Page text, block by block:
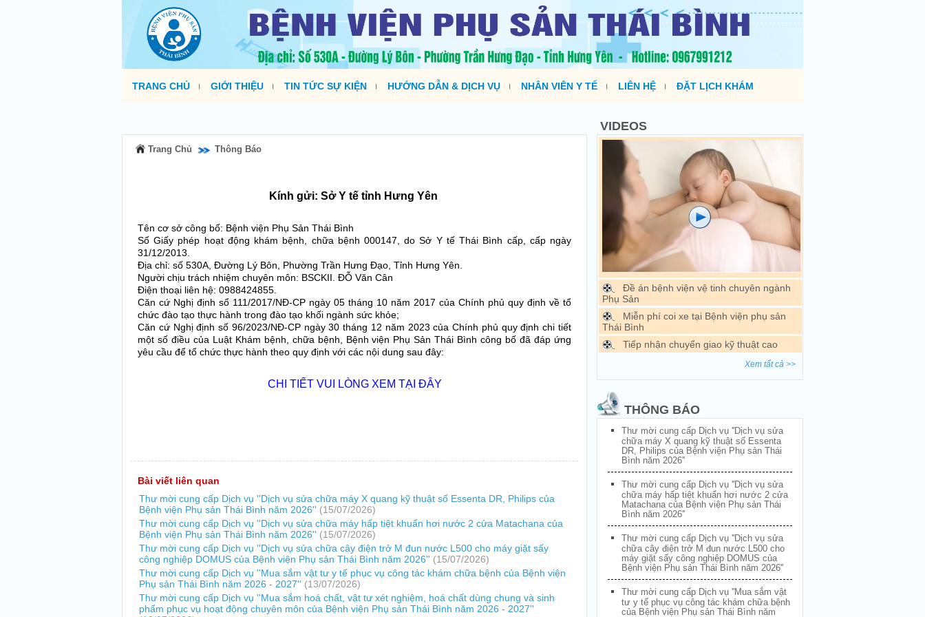
TRANG CHỦ GIỚI THIỆU TIN TỨC SỰ KIỆN HƯỚNG DẪN & DỊCH VỤ NHÂN VIÊN Y TẾ LIÊN HỆ ĐẶT LỊCH KHÁM
Trang Chủ Thông Báo
Kính gửi: Sở Y tế tỉnh Hưng Yên
Tên cơ sở công bố: Bệnh viện Phụ Sản Thái Bình
Số Giấy phép hoạt động khám bệnh, chữa bệnh 000147, do Sở Y tế Thái Bình cấp, cấp ngày
31/12/2013.
Địa chỉ: số 530A, Đường Lý Bôn, Phường Trần Hưng Đạo, Tỉnh Hưng Yên.
Người chịu trách nhiệm chuyên môn: BSCKII. ĐỖ Văn Cân
Điện thoại liên hệ: 0988424855.
Căn cứ Nghị định sổ 111/2017/NĐ-CP ngày 05 tháng 10 năm 2017 của Chính phủ quy định về tổ
chức đào tạo thực hành trong đào tạo khối ngành sức khỏe;
Căn cứ Nghị định số 96/2023/NĐ-CP ngày 30 tháng 12 năm 2023 của Chính phủ quy định chi tiết
một số điều của Luật Khám bệnh, chữa bệnh, Bệnh viện Phụ Sản Thái Bình công bố đã đáp ứng
yêu cầu để tổ chức thực hành theo quy định với các nội dung sau đây:
CHI TIẾT VUI LÒNG XEM TẠI ĐÂY
Bài viết liên quan
Thư mời cung cấp Dịch vụ ''Dịch vụ sửa chữa máy X quang kỹ thuật số Essenta DR, Philips của
Bệnh viện Phụ sản Thái Bình năm 2026'' (15/07/2026)
Thư mời cung cấp Dịch vụ ''Dịch vụ sửa chữa máy hấp tiệt khuẩn hơi nước 2 cửa Matachana của
Bệnh viện Phụ sản Thái Bình năm 2026'' (15/07/2026)
Thư mời cung cấp Dịch vụ ''Dịch vụ sửa chữa cây điện trở M đun nước L500 cho máy giặt sấy
công nghiệp DOMUS của Bệnh viện Phụ sản Thái Bình năm 2026'' (15/07/2026)
Thư mời cung cấp Dịch vụ ''Mua sắm vật tư y tế phục vụ công tác khám chữa bệnh của Bệnh viện
Phụ sản Thái Bình năm 2026 - 2027'' (13/07/2026)
Thư mời cung cấp Dịch vụ ''Mua sắm hoá chất, vật tư xét nghiệm, hoá chất dùng chung và sinh
phẩm phục vụ hoạt động chuyên môn của Bệnh viện Phụ sản Thái Bình năm 2026 - 2027''
VIDEOS
Đề án bệnh viện vệ tinh chuyên ngành
Phụ Sản
Miễn phí coi xe tại Bệnh viện phụ sản
Thái Bình
Tiếp nhận chuyển giao kỹ thuật cao
Xem tất cả >>
THÔNG BÁO
Thư mời cung cấp Dịch vụ ''Dịch vụ sửa
chữa máy X quang kỹ thuật số Essenta
DR, Philips của Bệnh viện Phụ sản Thái
Bình năm 2026''
Thư mời cung cấp Dịch vụ ''Dịch vụ sửa
chữa máy hấp tiệt khuẩn hơi nước 2 cửa
Matachana của Bệnh viện Phụ sản Thái
Bình năm 2026''
Thư mời cung cấp Dịch vụ ''Dịch vụ sửa
chữa cây điện trở M đun nước L500 cho
máy giặt sấy công nghiệp DOMUS của
Bệnh viện Phụ sản Thái Bình năm 2026''
Thư mời cung cấp Dịch vụ ''Mua sắm vật
tư y tế phục vụ công tác khám chữa bệnh
của Bệnh viện Phụ sản Thái Bình năm